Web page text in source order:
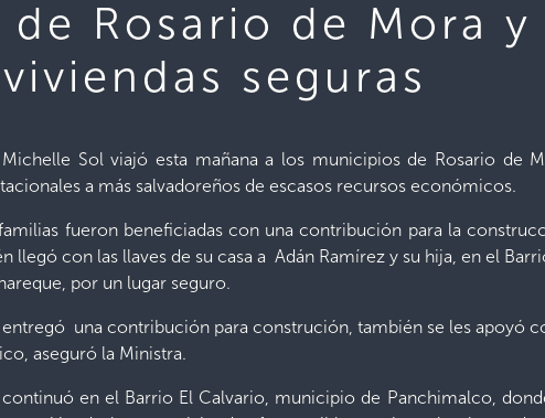
de Rosario de Mora
seguras
Sol viajó esta mañana a los municipios de Rosario de
a más salvadoreños de escasos recursos económicos.
fueron beneficiadas con una contribución para la
llegó con las llaves de su casa a Adán Ramírez y su hija, en el
por un lugar seguro.
una contribución para construción, también se les apoyó
aseguró la Ministra.
en el Barrio El Calvario, municipio de Panchimalco,